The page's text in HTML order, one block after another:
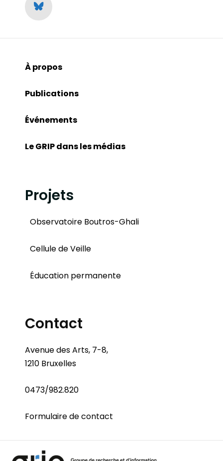
À propos
Publications
Événements
Le GRIP dans les médias
Projets
Observatoire Boutros-Ghali
Cellule de Veille
Éducation permanente
Contact
Avenue des Arts, 7-8,
1210 Bruxelles
0473/982.820
Formulaire de contact